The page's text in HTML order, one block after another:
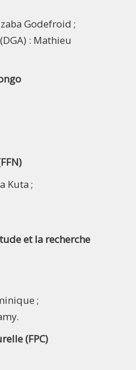
Godefroid ;
: Mathieu
Kuta ;
et la recherche
;
(FPC)